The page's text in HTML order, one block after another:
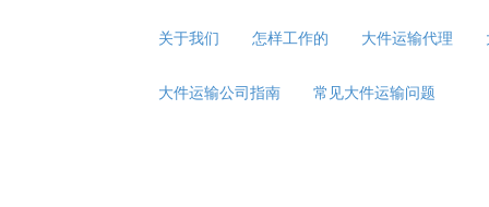
关于我们 怎样工作的 大件运输代理
大件运输公司指南 常见大件运输问题